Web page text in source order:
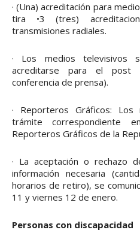
· (Una) acreditación para
tira •3 (tres)
transmisiones radiales.
· Los medios televisivos
acreditarse para el post
conferencia de prensa).
· Reporteros Gráficos:
trámite correspondiente
Reporteros Gráficos de la
· La aceptación o rechazo
información necesaria
horarios de retiro), se
11 y viernes 12 de enero.
Personas con discapacidad